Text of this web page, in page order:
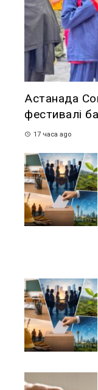
Астанада
фестивалі
17 часа ago